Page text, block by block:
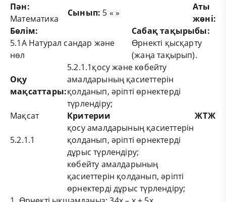
Пән:
Математика
Сынып: 5 « »
Аты
жөні:
Бөлім:
5.1А Натурал сандар және
нөл
Сабақ тақырыбы:
Өрнекті қысқарту
(жаңа тақырып).
Оқу
мақсаттары:
5.2.1.1қосу және көбейту
амалдарының қасиеттерін
қолданып, әріпті өрнектерді
түрлендіру;
Мақсат
Критерии ЖТЖ
5.2.1.1
қосу амалдарының қасиеттерін
қолданып, әріпті өрнектерді
дұрыс түрлендіру;
көбейту амалдарының
қасиеттерін қолданып, әріпті
өрнектерді дұрыс түрлендіру;